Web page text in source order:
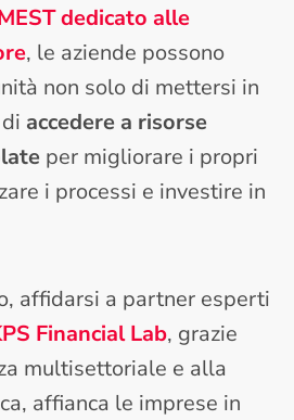
dedicato alle
, le aziende possono
non solo di mettersi in
accedere a risorse
per migliorare i propri
i processi e investire in
affidarsi a partner esperti
Financial Lab, grazie
multisettoriale e alla
affianca le imprese in